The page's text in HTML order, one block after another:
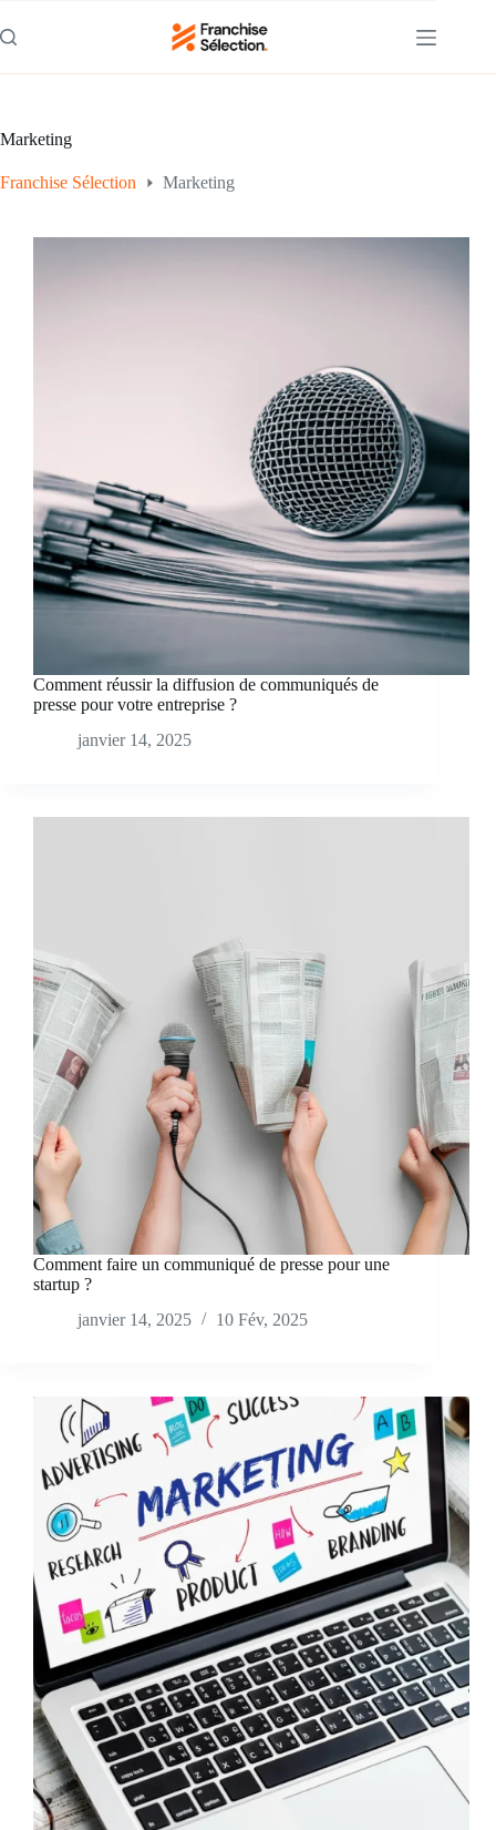
au
contenu
Marketing
Franchise Sélection Marketing
Comment réussir la diffusion de communiqués de
presse pour votre entreprise ?
janvier 14, 2025
Comment faire un communiqué de presse pour une
startup ?
janvier 14, 2025
10 Fév, 2025